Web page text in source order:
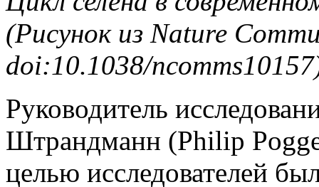
(Рисунок из Nature
doi:10.1038/
Руководитель
Штрандманн (Philip Pogge
целью исследователей